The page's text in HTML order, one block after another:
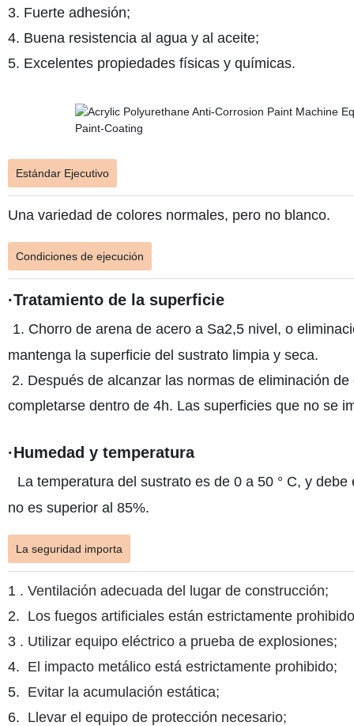
3. Fuerte adhesión;
4. Buena resistencia al agua y al aceite;
5. Excelentes propiedades físicas y químicas.
Estándar Ejecutivo
Una variedad de colores normales, pero no blanco.
Condiciones de ejecución
·Tratamiento de la superficie
1. Chorro de arena de acero a Sa2,5 nivel, o
mantenga la superficie del sustrato limpia y seca.
2. Después de alcanzar las normas de eliminación
completarse dentro de 4h. Las superficies que no se
·Humedad y temperatura
La temperatura del sustrato es de 0 a 50 ° C, y
no es superior al 85%.
La seguridad importa
1 . Ventilación adecuada del lugar de construcción;
2. Los fuegos artificiales están estrictamente
3 . Utilizar equipo eléctrico a prueba de explosiones;
4. El impacto metálico está estrictamente prohibido;
5. Evitar la acumulación estática;
6. Llevar el equipo de protección necesario;